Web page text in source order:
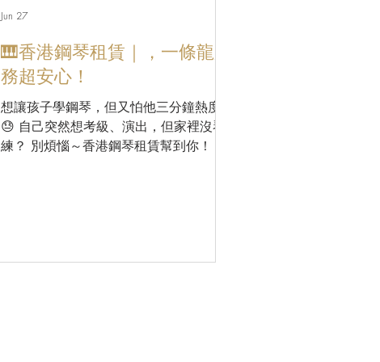
🎹香港鋼琴租賃｜，一條龍服
務超安心！
想讓孩子學鋼琴，但又怕他三分鐘熱度？
😓 自己突然想考級、演出，但家裡沒琴
練？ 別煩惱～香港鋼琴租賃幫到你！ 💪
務 – 租琴一年包來回搬運，送一次免費
Jun 27